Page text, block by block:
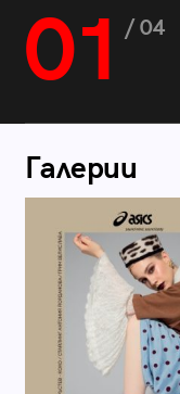
01 / 04
Галерии